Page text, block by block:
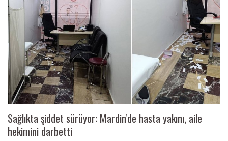
Sağlıkta şiddet sürüyor: Mardin'de hasta yakını, aile
hekimini darbetti